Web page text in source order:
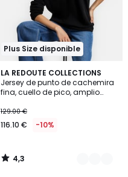
Plus Size disponible
LA REDOUTE COLLECTIONS
Jersey de punto de cachemira
fina, cuello de pico, amplio
129.00 €
116.10 € -10%
4,3
/ 5
2
Colores
4,3
/